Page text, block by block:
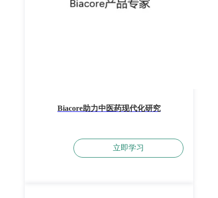
Biacore助力中医药现代化研究
立即学习